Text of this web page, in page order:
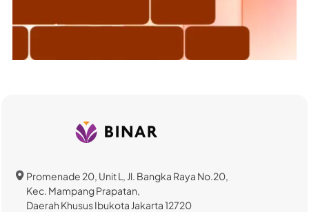
Promenade 20, Unit L, Jl. Bangka Raya No.20,
Kec. Mampang Prapatan,
Daerah Khusus Ibukota Jakarta 12720